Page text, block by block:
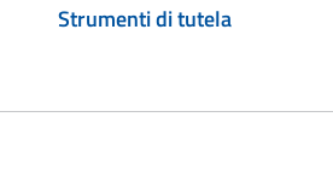
Strumenti di tutela